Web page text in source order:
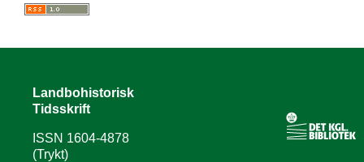
Landbohistorisk
Tidsskrift
ISSN 1604-4878
(Trykt)